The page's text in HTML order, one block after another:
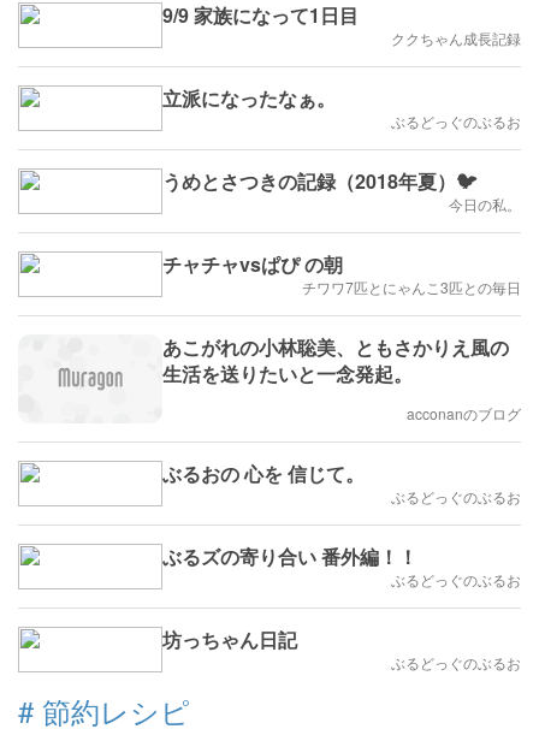
9/9 家族になって1日目
ククちゃん成長記録
立派になったなぁ。
ぶるどっぐのぶるお
うめとさつきの記録（2018年夏）🐦
今日の私。
チャチャvsぱぴ の朝
チワワ7匹とにゃんこ3匹との毎日
あこがれの小林聡美、ともさかりえ風の
生活を送りたいと一念発起。
acconanのブログ
ぶるおの 心を 信じて。
ぶるどっぐのぶるお
ぶるズの寄り合い 番外編！！
ぶるどっぐのぶるお
坊っちゃん日記
ぶるどっぐのぶるお
# 節約レシピ